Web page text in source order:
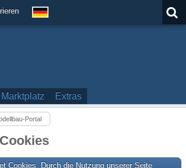
Marktplatz Extras
Portal
Cookies. Durch die Nutzung unserer Seite